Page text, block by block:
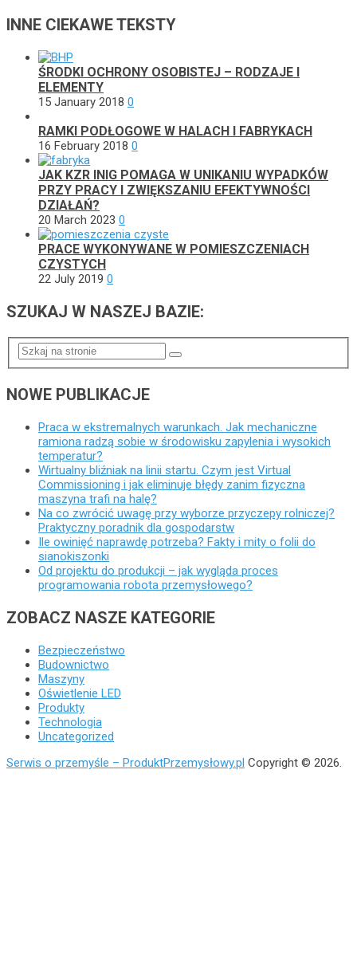
INNE CIEKAWE TEKSTY
ŚRODKI OCHRONY OSOBISTEJ – RODZAJE I
ELEMENTY
15 January 2018 0
RAMKI PODŁOGOWE W HALACH I FABRYKACH
16 February 2018 0
JAK KZR INIG POMAGA W UNIKANIU WYPADKÓW
PRZY PRACY I ZWIĘKSZANIU EFEKTYWNOŚCI
DZIAŁAŃ?
20 March 2023 0
PRACE WYKONYWANE W POMIESZCZENIACH
CZYSTYCH
22 July 2019 0
SZUKAJ W NASZEJ BAZIE:
NOWE PUBLIKACJE
Praca w ekstremalnych warunkach. Jak mechaniczne
ramiona radzą sobie w środowisku zapylenia i wysokich
temperatur?
Wirtualny bliźniak na linii startu. Czym jest Virtual
Commissioning i jak eliminuje błędy zanim fizyczna
maszyna trafi na halę?
Na co zwrócić uwagę przy wyborze przyczepy rolniczej?
Praktyczny poradnik dla gospodarstw
Ile owinięć naprawdę potrzeba? Fakty i mity o folii do
sianokiszonki
Od projektu do produkcji – jak wygląda proces
programowania robota przemysłowego?
ZOBACZ NASZE KATEGORIE
Bezpieczeństwo
Budownictwo
Maszyny
Oświetlenie LED
Produkty
Technologia
Uncategorized
Serwis o przemyśle – ProduktPrzemysłowy.pl Copyright © 2026.